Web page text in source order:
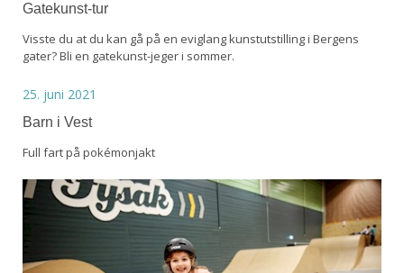
Gatekunst-tur
Visste du at du kan gå på en eviglang kunstutstilling i Bergens
gater? Bli en gatekunst-jeger i sommer.
25. juni 2021
Barn i Vest
Full fart på pokémonjakt